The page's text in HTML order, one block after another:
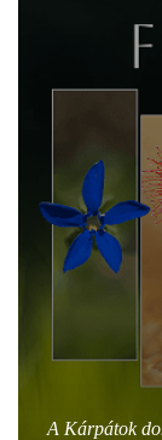
A Kárpátok